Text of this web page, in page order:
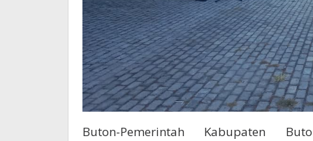
Buton-Pemerintah Kabupaten